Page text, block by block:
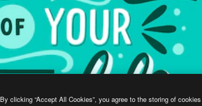
By clicking “Accept All Cookies”, you agree to the storing of